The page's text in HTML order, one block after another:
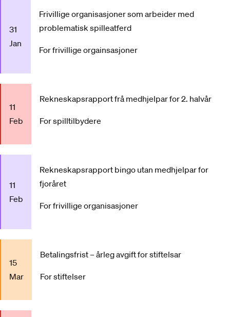
31
Jan
Frivillige organisasjoner som arbeider med
problematisk spilleatferd
For frivillige orgainsasjoner
11
Feb
Rekneskapsrapport frå medhjelpar for 2. halvår
For spilltilbydere
11
Feb
Rekneskapsrapport bingo utan medhjelpar for
fjoråret
For frivillige organisasjoner
15
Mar
Betalingsfrist – årleg avgift for stiftelsar
For stiftelser